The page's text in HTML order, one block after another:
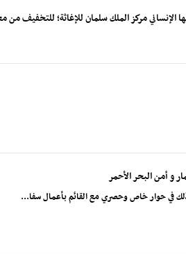
الإنساني مركز الملك سلمان للإغاثة؛ للتخفيف
و أمن البحر الأحمر
في حوار خاص وحصري مع القائم بأعمال سفا...